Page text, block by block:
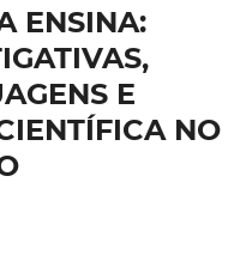
ENSINA:
E
NO